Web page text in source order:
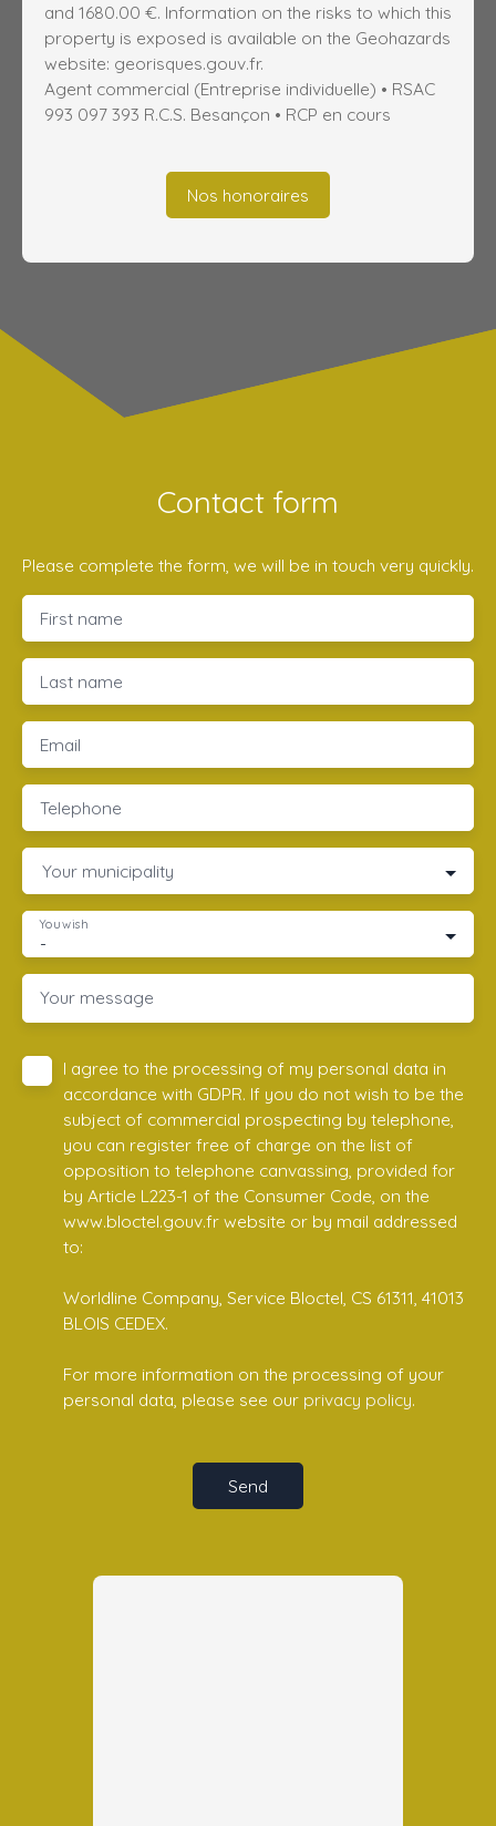
and 1680.00 €. Information on the risks to which this
property is exposed is available on the Geohazards
website: georisques.gouv.fr.
Agent commercial (Entreprise individuelle) • RSAC
993 097 393 R.C.S. Besançon • RCP en cours
Nos honoraires
Contact form
Please complete the form, we will be in touch very quickly.
First name
Last name
Email
Telephone
Your municipality
-
You wish
Your message
I agree to the processing of my personal data in
accordance with GDPR. If you do not wish to be the
subject of commercial prospecting by telephone,
you can register free of charge on the list of
opposition to telephone canvassing, provided for
by Article L223-1 of the Consumer Code, on the
www.bloctel.gouv.fr website or by mail addressed
to:
Worldline Company, Service Bloctel, CS 61311, 41013
BLOIS CEDEX.
For more information on the processing of your
personal data, please see our privacy policy.
Send